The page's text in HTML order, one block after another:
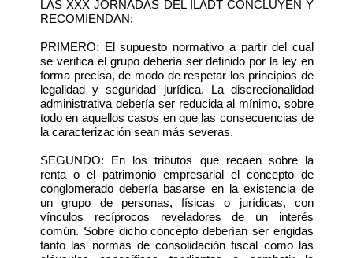
LAS XXX JORNADAS DEL ILADT CONCLUYEN Y
RECOMIENDAN:
PRIMERO: El supuesto normativo a partir del cual
se verifica el grupo debería ser definido por la ley en
forma precisa, de modo de respetar los principios de
legalidad y seguridad jurídica. La discrecionalidad
administrativa debería ser reducida al mínimo, sobre
todo en aquellos casos en que las consecuencias de
la caracterización sean más severas.
SEGUNDO: En los tributos que recaen sobre la
renta o el patrimonio empresarial el concepto de
conglomerado debería basarse en la existencia de
un grupo de personas, físicas o jurídicas, con
vínculos recíprocos reveladores de un interés
común. Sobre dicho concepto deberían ser erigidas
tanto las normas de consolidación fiscal como las